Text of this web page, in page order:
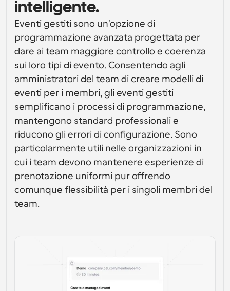
Per sviluppatori
Caratteristiche potenti e integrazioni
Per le imprese
Soluzioni di programmazione a livello enterprise
Per caso
Reclutamento
Vendite
Supporto
Assistenza sanitaria
Telemedicina
Documentazione per Sviluppatori
Documentazione per la piattaforma Cal.com
API
Crea le tue integrazioni personalizzate con la nostra
API pubblica
Componenti di programmazione
Utilizza i nostri atomi react per aggiungere la
programmazione alla tua app
Crea Client OAuth
Integra Cal.com usando OAuth
Risorse
API
Crea le tue integrazioni personalizzate con la nostra
API pubblica
Integra con le tue app preferite
Eventi Collettivi
Pianifica eventi con più partecipanti
Documentazione di supporto
Hai bisogno di saperne di più sul nostro sistema?
Controlla la documentazione di aiuto
Incorpora
Incorpora Cal.com nel tuo sito web
Prezzo
intelligente.
Eventi gestiti sono un'opzione di
programmazione avanzata progettata per
dare ai team maggiore controllo e coerenza
sui loro tipi di evento. Consentendo agli
amministratori del team di creare modelli di
eventi per i membri, gli eventi gestiti
semplificano i processi di programmazione,
mantengono standard professionali e
riducono gli errori di configurazione. Sono
particolarmente utili nelle organizzazioni in
cui i team devono mantenere esperienze di
prenotazione uniformi pur offrendo
comunque flessibilità per i singoli membri del
team.